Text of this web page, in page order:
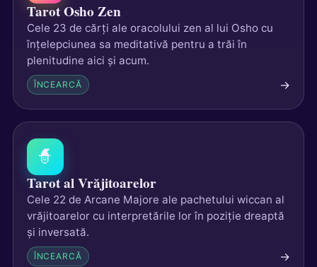
Tarot Osho Zen
Cele 23 de cărți ale oracolului zen al lui Osho cu
înțelepciunea sa meditativă pentru a trăi în
plenitudine aici și acum.
ÎNCEARCĂ →
🧙
Tarot al Vrăjitoarelor
Cele 22 de Arcane Majore ale pachetului wiccan al
vrăjitoarelor cu interpretările lor în poziție dreaptă
și inversată.
ÎNCEARCĂ →